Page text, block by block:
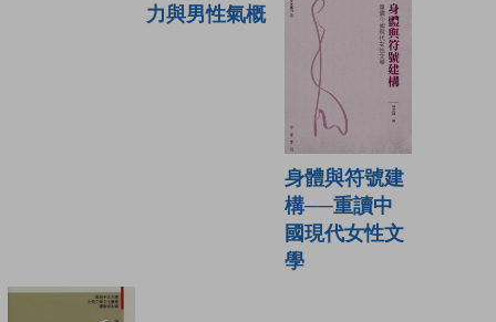
力與男性氣概
身體與符號建
構──重讀中
國現代女性文
學